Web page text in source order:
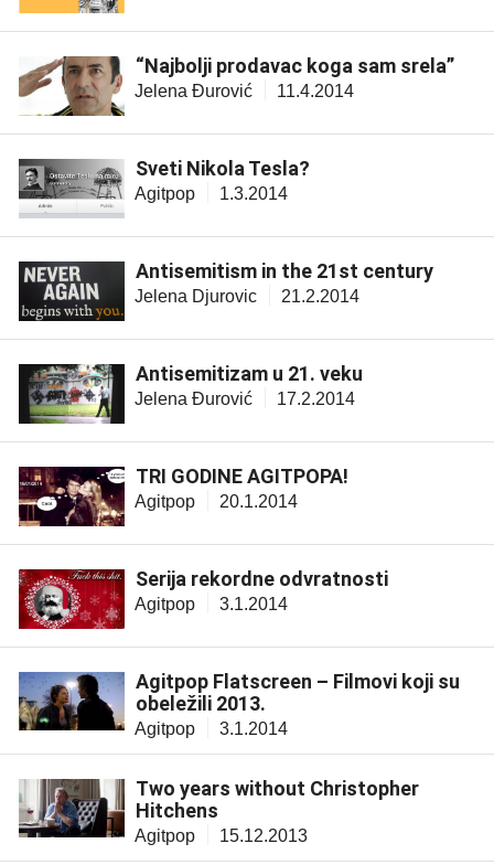
“Najbolji prodavac koga sam srela”
Jelena Đurović 11.4.2014
Sveti Nikola Tesla?
Agitpop 1.3.2014
Antisemitism in the 21st century
Jelena Djurovic 21.2.2014
Antisemitizam u 21. veku
Jelena Đurović 17.2.2014
TRI GODINE AGITPOPA!
Agitpop 20.1.2014
Serija rekordne odvratnosti
Agitpop 3.1.2014
Agitpop Flatscreen – Filmovi koji su
obeležili 2013.
Agitpop 3.1.2014
Two years without Christopher
Hitchens
Agitpop 15.12.2013